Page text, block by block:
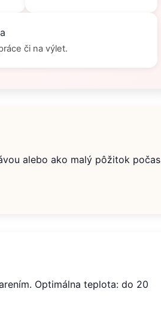
či na výlet.
alebo ako malý pôžitok počas
Optimálna teplota: do 20